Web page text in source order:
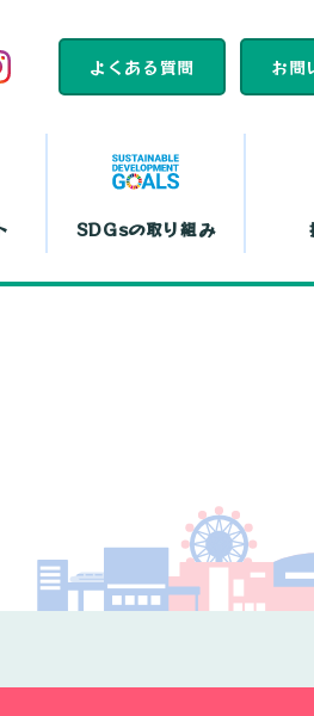
よくある質問 お問
コ
SDGsの取り組み